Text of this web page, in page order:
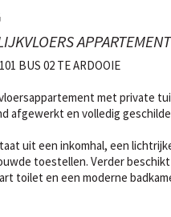
APPARTEMENT
BUS 02 TE ARDOOIE
met private
afgewerkt en volledig
uit een inkomhal, een
toestellen. Verder
toilet en een moderne